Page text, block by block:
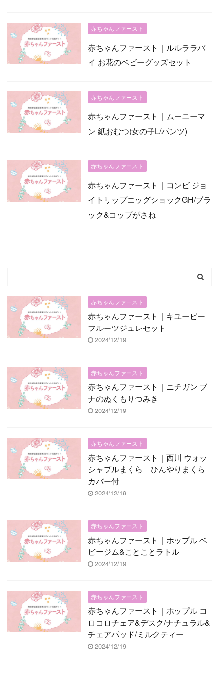
赤ちゃんファースト
赤ちゃんファースト｜ルルララバ
イ お花のベビーグッズセット
赤ちゃんファースト
赤ちゃんファースト｜ムーニーマ
ン 紙おむつ(女の子L/パンツ)
赤ちゃんファースト
赤ちゃんファースト｜コンビ ジョ
イトリップエッグショックGH/ブラ
ック&コップがさね
赤ちゃんファースト
赤ちゃんファースト｜キユーピー
フルーツジュレセット
2024/12/19
赤ちゃんファースト
赤ちゃんファースト｜ニチガン ブ
ナのぬくもりつみき
2024/12/19
赤ちゃんファースト
赤ちゃんファースト｜西川 ウォッ
シャブルまくら ひんやりまくら
カバー付
2024/12/19
赤ちゃんファースト
赤ちゃんファースト｜ホップル ベ
ビージム&ことことラトル
2024/12/19
赤ちゃんファースト
赤ちゃんファースト｜ホップル コ
ロコロチェア&デスク/ナチュラル&
チェアパッド/ミルクティー
2024/12/19